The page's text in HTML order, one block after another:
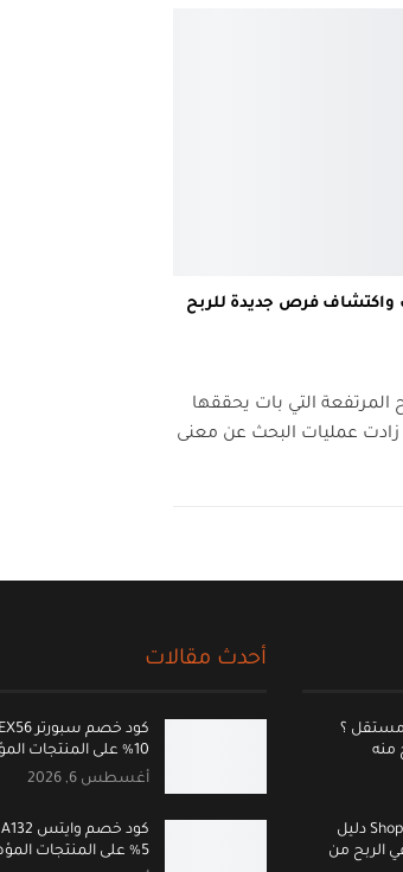
واكتشاف فرص جديدة للربح
التي بات يحققها
زادت عمليات البحث عن معنى
؟
منه
الربح من موقع Shopee دليل
الربح من
أحدث مقالات
10% على المنتجات المؤهلة
أغسطس 6, 2026
5% على المنتجات المؤهلة